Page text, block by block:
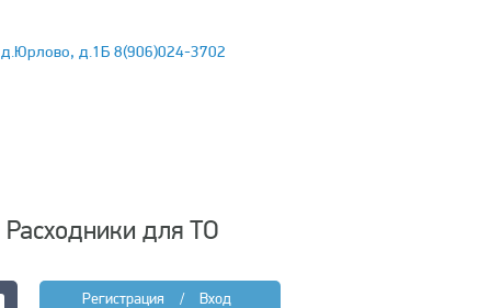
д.Юрлово, д.1Б 8(906)024-3702
Расходники для ТО
Регистрация / Вход